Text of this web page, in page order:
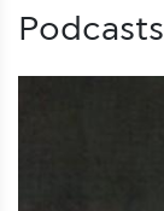
Podcasts